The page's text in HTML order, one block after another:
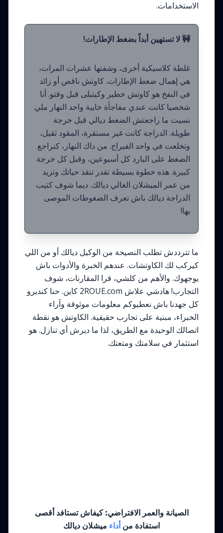
الاستخدامات.
🚧 لا تستهين أبداً بضغط الإطارات!
غلطة كلاسيكية أخرى، وشفتها عشرات المرات،
هي إهمال ضغط الإطارات. كاوتش ناقص أو زائد
في النفخ هو كاوتش خطير وكيتبلى قبل وقتو. أنا
شخصيا كانت عندي مفاجأة خايبة واحد النهار ملي
نسيت ما راجعتش الضغط ديالي قبل خرجة
طويلة. الدراجة كانت غير مستقرة، المقود ثقيل،
وتخلعت في واحد الفيراج. من داك النهار، كنراجع
الضغط على البارد كل أسبوعين، وقبل كل خرجة
كبيرة. هذه خطوة بسيطة تقدر تنقذ حياتك وتزيد
من عمر الميشلان الغالي ديالك. ديما شوف كتيب
الدراجة ديالك باش تعرف الضغوطات الموصى
بها!
ما تترددش تطلب النصيحة من الوكيل ديالك أو من اللي
كيركب لك الكاوتشات. عندهم الخبرة والأدوات باش
يوجهوك. والأهم من كلشي، قرا المقارنات، شوف
التجارب! هادشي علاش 2ROUE.com كاين. حنا كنديرو
كل جهدنا باش نعطيوكم معلومات موثوقة وآراء
الخبراء، مبنية على تجارب حقيقية. الكاوتش هو نقطة
اتصالك الوحيدة مع الطريق، لذا ما ديرش أي تنازل. هو
استثمار في سلامتك ومتعتك.
الصيانة والعمر الافتراضي: كيفاش تستافد أقصى
استفادة منأداء ميشلان ديالك